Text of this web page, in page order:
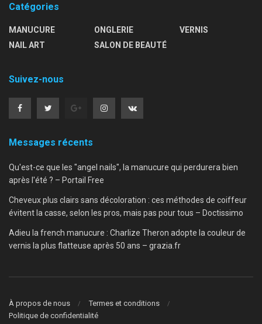
Catégories
MANUCURE
NAIL ART
ONGLERIE
SALON DE BEAUTÉ
VERNIS
Suivez-nous
Messages récents
Qu'est-ce que les "angel nails", la manucure qui perdurera bien
après l'été ? – Portail Free
Cheveux plus clairs sans décoloration : ces méthodes de coiffeur
évitent la casse, selon les pros, mais pas pour tous – Doctissimo
Adieu la french manucure : Charlize Theron adopte la couleur de
vernis la plus flatteuse après 50 ans – grazia.fr
À propos de nous
Termes et conditions
Politique de confidentialité